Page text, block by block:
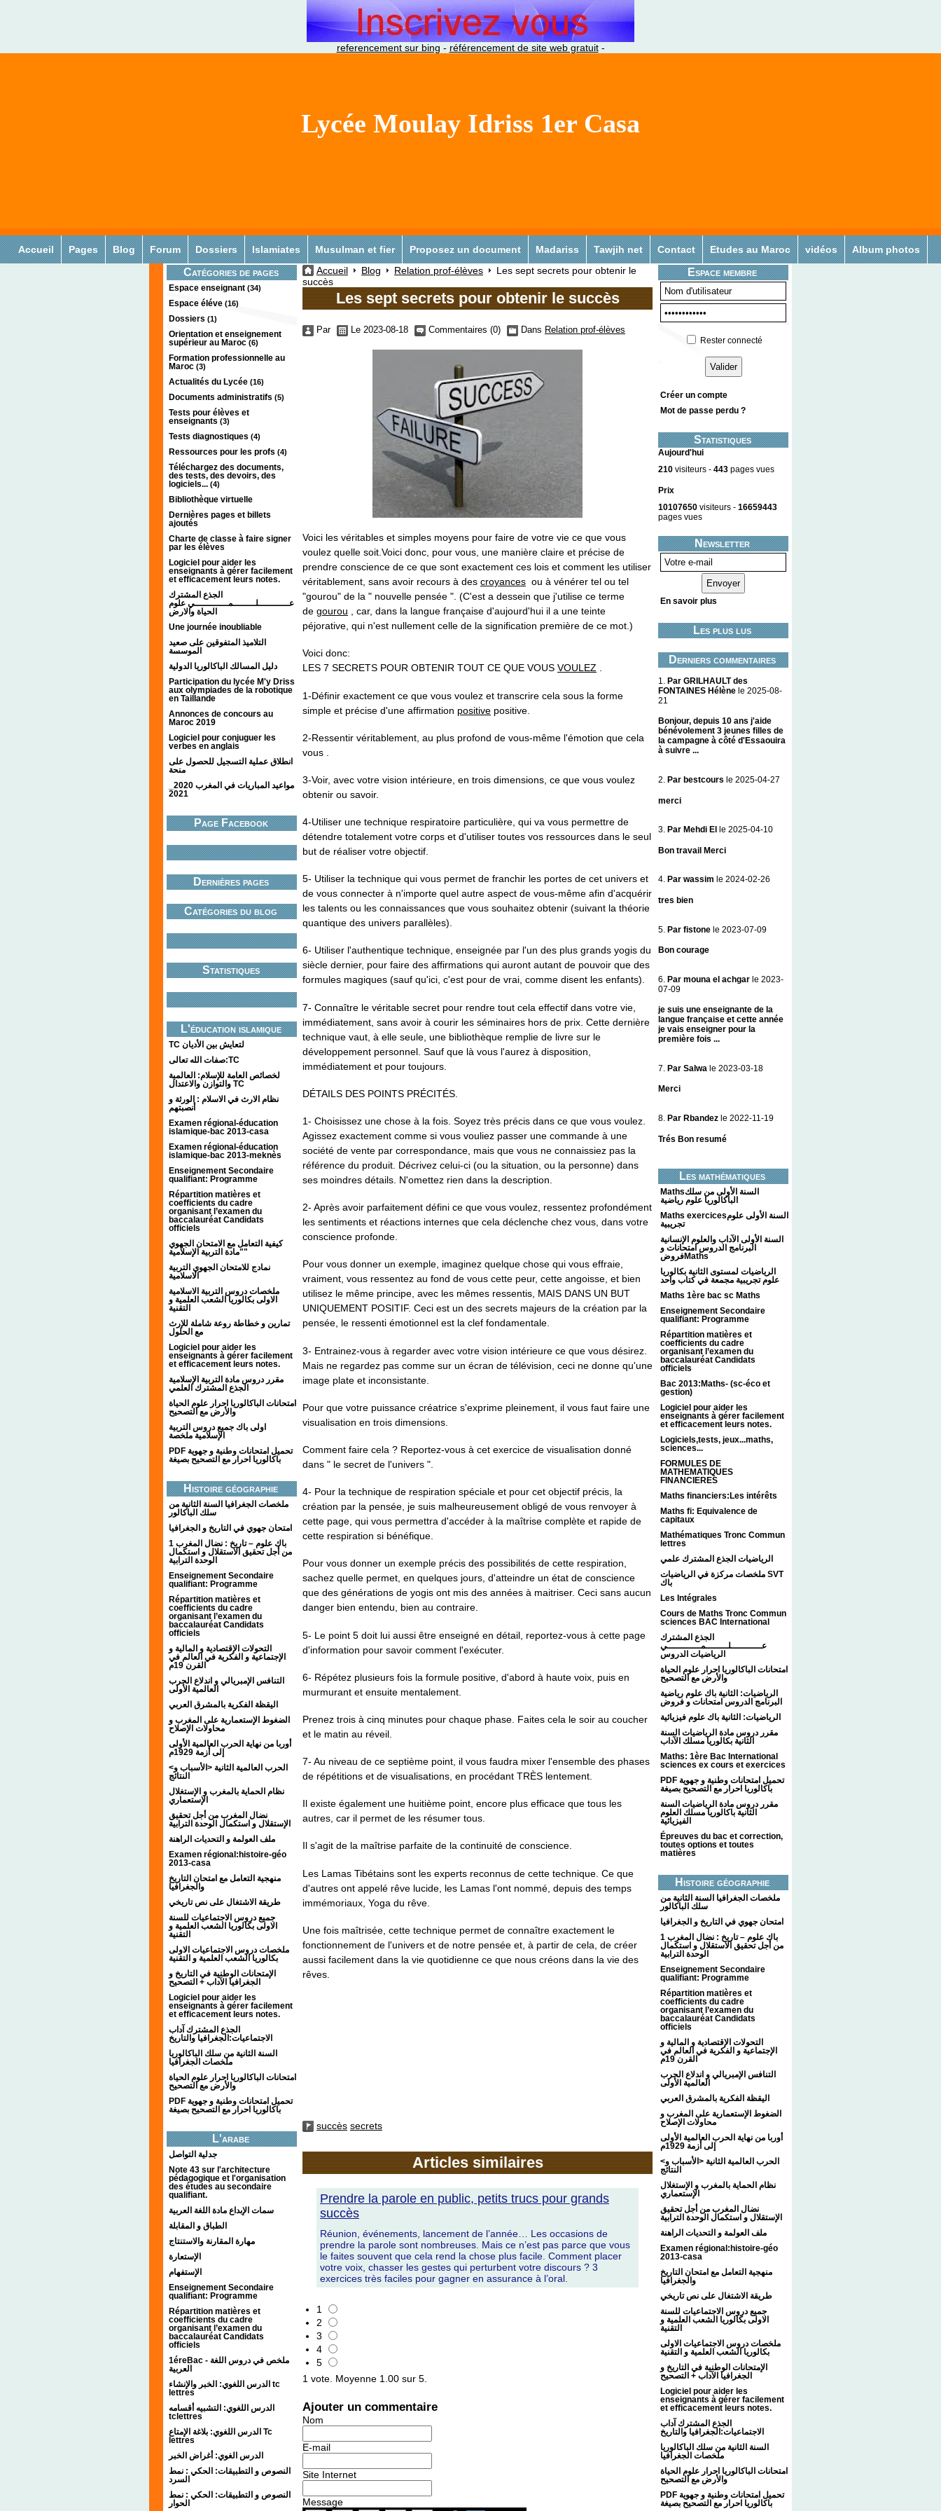
referencement sur bing - référencement de site web gratuit-
Lycée Moulay Idriss 1er Casa
Accueil Pages Blog Forum Dossiers Islamiates Musulman et fier Proposez un document Madariss Tawjih net Contact Etudes au Maroc vidéos Album photos
Catégories de pages
Espace enseignant (34)
Espace éléve (16)
Dossiers (1)
Orientation et enseignement
supérieur au Maroc (6)
Formation professionnelle au
Maroc (3)
Actualités du Lycée (16)
Documents administratifs (5)
Tests pour élèves et
enseignants (3)
Tests diagnostiques (4)
Ressources pour les profs (4)
Téléchargez des documents,
des tests, des devoirs, des
logiciels... (4)
Bibliothèque virtuelle
Dernières pages et billets
ajoutés
Charte de classe à faire signer
par les élèves
Logiciel pour aider les
enseignants à gérer facilement
et efficacement leurs notes.
الجذع المشترك
عـــــــــــلــــــــمــــــــــــي علوم
الحياة والارض
Une journée inoubliable
التلاميذ المتفوقين على صعيد
الموسسة
دليل المسالك الباكالوريا الدولية
Participation du lycée M'y Driss
aux olympiades de la robotique
en Taillande
Annonces de concours au
Maroc 2019
Logiciel pour conjuguer les
verbes en anglais
انطلاق عملية التسجيل للحصول على
منحة
2021
Page Facebook
Dernières pages
Catégories du blog
Statistiques
L'éducation islamique
TC لتعايش بين الأديان
صفات الله تعالى:TC
لخصائص العامة للإسلام: العالمية
والتوازن والاعتدال TC
نظام الارث في الاسلام : الورثة و
أنصبتهم
Examen régional-éducation
islamique-bac 2013-casa
Examen régional-éducation
islamique-bac 2013-meknès
Enseignement Secondaire
qualifiant: Programme
Répartition matières et
coefficients du cadre
organisant l’examen du
baccalauréat Candidats
officiels
كيفية التعامل مع الامتحان الجهوي
"مادة التربية الإسلامية"
نمادج للامتحان الجهوي التربية
الاسلامية
ملخصات دروس التربية الاسلامية
الاولى بكالوريا الشعب العلمية و
التقنية
تمارين و خطاطة روعة شاملة للإرث
مع الحلول
Logiciel pour aider les
enseignants à gérer facilement
et efficacement leurs notes.
مقرر دروس مادة التربية الإسلامية
الجذع المشترك العلمي
امتحانات الباكالوريا احرار علوم الحياة
والأرض مع التصحيح
اولى باك جميع دروس التربية
الإسلامية ملخصة
PDF تحميل امتحانات وطنية و جهوية
باكالوريا احرار مع التصحيح بصيغة
Histoire géographie
ملخصات الجغرافيا السنة الثانية من
سلك الباكالور
امتحان جهوي في التاريخ و الجغرافيا
1 باك علوم – تاريخ : نضال المغرب
من أجل تحقيق الاستقلال و استكمال
الوحدة الترابية
Enseignement Secondaire
qualifiant: Programme
Répartition matières et
coefficients du cadre
organisant l’examen du
baccalauréat Candidats
officiels
التحولات الإقتصادية و المالية و
الإجتماعية و الفكرية في العالم في
القرن 19م
التنافس الإمبريالي و اندلاع الحرب
العالمية الأولى
اليقظة الفكرية بالمشرق العربي
الضغوط الإستعمارية على المغرب و
محاولات الإصلاح
أوربا من نهاية الحرب العالمية الأولى
إلى أزمة 1929م
<الحرب العالمية الثانية <الأسباب و
النتائج
نظام الحماية بالمغرب و الإستغلال
الإستعماري
نضال المغرب من أجل تحقيق
الإستقلال و استكمال الوحدة الترابية
ملف العولمة و التحديات الراهنة
Examen régional:histoire-géo
2013-casa
منهجية التعامل مع امتحان التاريخ
والجغرافيا
طريقة الاشتغال على نص تاريخي
جميع دروس الاجتماعيات للسنة
الاولى بكالوريا الشعب العلمية و
التقنية
ملخصات دروس الاجتماعيات الاولى
بكالوريا الشعب العلمية و التقنية
الإمتحانات الوطنية في التاريخ و
الجغرافيا الآداب + التصحيح
Logiciel pour aider les
enseignants à gérer facilement
et efficacement leurs notes.
الجذع المشترك آداب
الاجتماعيات:الجغرافيا والتاريخ
السنة الثانية من سلك الباكالوريا
ملخصات الجغرافيا
امتحانات الباكالوريا احرار علوم الحياة
والأرض مع التصحيح
PDF تحميل امتحانات وطنية و جهوية
باكالوريا احرار مع التصحيح بصيغة
L'arabe
جدلية التواصل
Note 43 sur l'architecture
pédagogique et l'organisation
des études au secondaire
qualifiant.
سمات الإبداع مادة اللغة العربية
الطباق و المقابلة
مهارة المقارنة والاستنتاج
الإستعارة
الإستفهام
Enseignement Secondaire
qualifiant: Programme
Répartition matières et
coefficients du cadre
organisant l’examen du
baccalauréat Candidats
officiels
1éreBac - ملخص في دروس اللغة
العربية
الدرس اللغوي: الخبر والإنشاء tc
lettres
الدرس اللغوي: التشبيه أقسامه
tclettres
الدرس اللغوي: بلاغة الإمتاع Tc
lettres
الدرس الغوي: أغراض الخبر
النصوص و التطبيقات: الحكي : نمط
السرد
النصوص و التطبيقات: الحكي : نمط
الحوار
Espace membre
Rester connecté
Créer un compte
Mot de passe perdu ?
Statistiques
Aujourd'hui
210 visiteurs - 443 pages vues
Prix
10107650 visiteurs - 16659443
pages vues
Newsletter
En savoir plus
Les plus lus
Derniers commentaires
1.
Par GRILHAULT des
FONTAINES Hélène le 2025-08-
21
Bonjour, depuis 10 ans j'aide
bénévolement 3 jeunes filles de
la campagne à côté d'Essaouira
à suivre ...
2. Par bestcours le 2025-04-27
merci
3. Par Mehdi El le 2025-04-10
Bon travail Merci
4. Par wassim le 2024-02-26
tres bien
5. Par fistone le 2023-07-09
Bon courage
6. Par mouna el achgar le 2023-
07-09
je suis une enseignante de la
langue française et cette année
je vais enseigner pour la
première fois ...
7. Par Salwa le 2023-03-18
Merci
8. Par Rbandez le 2022-11-19
Trés Bon resumé
Les mathématiques
Mathsالسنة الأولى من سلك
الباكالوريا علوم رياضية
Maths exercicesالسنة الأولى علوم
تجريبية
السنة الأولى الآداب والعلوم الإنسانية
البرنامج الدروس امتحانات و
فروضMaths
الرياضيات لمستوى الثانية بكالوريا
علوم تجريبية مجمعة في كتاب واحد
Maths 1ère bac sc Maths
Enseignement Secondaire
qualifiant: Programme
Répartition matières et
coefficients du cadre
organisant l’examen du
baccalauréat Candidats
officiels
Bac 2013:Maths- (sc-éco et
gestion)
Logiciel pour aider les
enseignants à gérer facilement
et efficacement leurs notes.
Logiciels,tests, jeux...maths,
sciences...
FORMULES DE
MATHEMATIQUES
FINANCIERES
Maths financiers:Les intérêts
Maths fi: Equivalence de
capitaux
Mathématiques Tronc Commun
lettres
الرياضيات الجذع المشترك علمي
ملخصات مركزة في الرياضيات SVT
باك
Les Intégrales
Cours de Maths Tronc Commun
sciences BAC International
الجذع المشترك
عـــــــــــلــــــــمــــــــــــي
الرياضيات الدروس
امتحانات الباكالوريا احرار علوم الحياة
والأرض مع التصحيح
الرياضيات: الثانية باك علوم رياضية
البرنامج الدروس امتحانات و فروض
الرياضيات: الثانية باك علوم فيزيائية
مقرر دروس مادة الرياضيات السنة
الثانية بكالوريا مسلك الآداب
Maths: 1ère Bac International
sciences ex cours et exercices
PDF تحميل امتحانات وطنية و جهوية
باكالوريا احرار مع التصحيح بصيغة
مقرر دروس مادة الرياضيات السنة
الثانية باكالوريا مسلك العلوم
الفيزيائية
Épreuves du bac et correction,
toutes options et toutes
matières
Histoire géographie
ملخصات الجغرافيا السنة الثانية من
سلك الباكالور
امتحان جهوي في التاريخ و الجغرافيا
1 باك علوم – تاريخ : نضال المغرب
من أجل تحقيق الاستقلال و استكمال
الوحدة الترابية
Enseignement Secondaire
qualifiant: Programme
Répartition matières et
coefficients du cadre
organisant l’examen du
baccalauréat Candidats
officiels
التحولات الإقتصادية و المالية و
الإجتماعية و الفكرية في العالم في
القرن 19م
التنافس الإمبريالي و اندلاع الحرب
العالمية الأولى
اليقظة الفكرية بالمشرق العربي
الضغوط الإستعمارية على المغرب و
محاولات الإصلاح
أوربا من نهاية الحرب العالمية الأولى
إلى أزمة 1929م
<الحرب العالمية الثانية <الأسباب و
النتائج
نظام الحماية بالمغرب و الإستغلال
الإستعماري
نضال المغرب من أجل تحقيق
الإستقلال و استكمال الوحدة الترابية
ملف العولمة و التحديات الراهنة
Examen régional:histoire-géo
2013-casa
منهجية التعامل مع امتحان التاريخ
والجغرافيا
طريقة الاشتغال على نص تاريخي
جميع دروس الاجتماعيات للسنة
الاولى بكالوريا الشعب العلمية و
التقنية
ملخصات دروس الاجتماعيات الاولى
بكالوريا الشعب العلمية و التقنية
الإمتحانات الوطنية في التاريخ و
الجغرافيا الآداب + التصحيح
Logiciel pour aider les
enseignants à gérer facilement
et efficacement leurs notes.
الجذع المشترك آداب
الاجتماعيات:الجغرافيا والتاريخ
السنة الثانية من سلك الباكالوريا
ملخصات الجغرافيا
امتحانات الباكالوريا احرار علوم الحياة
والأرض مع التصحيح
PDF تحميل امتحانات وطنية و جهوية
باكالوريا احرار مع التصحيح بصيغة
Accueil Blog Relation prof-élèves
Les sept secrets pour obtenir le
succès
Les sept secrets pour obtenir le succès
Par Le 2023-08-18 Commentaires (0) Dans Relation prof-élèves
Voici les véritables et simples moyens pour faire de votre vie ce que vous
voulez quelle soit.Voici donc, pour vous, une manière claire et précise de
prendre conscience de ce que sont exactement ces lois et comment les utiliser
véritablement, sans avoir recours à des croyances ou à vénérer tel ou tel
"gourou" de la " nouvelle pensée ". (C'est a dessein que j'utilise ce terme
de gourou , car, dans la langue française d'aujourd'hui il a une teinte
péjorative, qui n'est nullement celle de la signification première de ce mot.)
Voici donc:
LES 7 SECRETS POUR OBTENIR TOUT CE QUE VOUS VOULEZ .
1-Définir exactement ce que vous voulez et transcrire cela sous la forme
simple et précise d'une affirmation positive positive.
2-Ressentir véritablement, au plus profond de vous-même l'émotion que cela
vous .
3-Voir, avec votre vision intérieure, en trois dimensions, ce que vous voulez
obtenir ou savoir.
4-Utiliser une technique respiratoire particulière, qui va vous permettre de
détendre totalement votre corps et d'utiliser toutes vos ressources dans le seul
but de réaliser votre objectif.
5- Utiliser la technique qui vous permet de franchir les portes de cet univers et
de vous connecter à n'importe quel autre aspect de vous-même afin d'acquérir
les talents ou les connaissances que vous souhaitez obtenir (suivant la théorie
quantique des univers parallèles).
6- Utiliser l'authentique technique, enseignée par l'un des plus grands yogis du
siècle dernier, pour faire des affirmations qui auront autant de pouvoir que des
formules magiques (sauf qu'ici, c'est pour de vrai, comme disent les enfants).
7- Connaître le véritable secret pour rendre tout cela effectif dans votre vie,
immédiatement, sans avoir à courir les séminaires hors de prix. Cette dernière
technique vaut, à elle seule, une bibliothèque remplie de livre sur le
développement personnel. Sauf que là vous l'aurez à disposition,
immédiatement et pour toujours.
DÉTAILS DES POINTS PRÉCITÉS.
1- Choisissez une chose à la fois. Soyez très précis dans ce que vous voulez.
Agissez exactement comme si vous vouliez passer une commande à une
société de vente par correspondance, mais que vous ne connaissiez pas la
référence du produit. Décrivez celui-ci (ou la situation, ou la personne) dans
ses moindres détails. N'omettez rien dans la description.
2- Après avoir parfaitement défini ce que vous voulez, ressentez profondément
les sentiments et réactions internes que cela déclenche chez vous, dans votre
conscience profonde.
Pour vous donner un exemple, imaginez quelque chose qui vous effraie,
vraiment, vous ressentez au fond de vous cette peur, cette angoisse, et bien
utilisez le même principe, avec les mêmes ressentis, MAIS DANS UN BUT
UNIQUEMENT POSITIF. Ceci est un des secrets majeurs de la création par la
pensée, le ressenti émotionnel est la clef fondamentale.
3- Entrainez-vous à regarder avec votre vision intérieure ce que vous désirez.
Mais ne regardez pas comme sur un écran de télévision, ceci ne donne qu'une
image plate et inconsistante.
Pour que votre puissance créatrice s'exprime pleinement, il vous faut faire une
visualisation en trois dimensions.
Comment faire cela ? Reportez-vous à cet exercice de visualisation donné
dans " le secret de l'univers ".
4- Pour la technique de respiration spéciale et pour cet objectif précis, la
création par la pensée, je suis malheureusement obligé de vous renvoyer à
cette page, qui vous permettra d'accéder à la maîtrise complète et rapide de
cette respiration si bénéfique.
Pour vous donner un exemple précis des possibilités de cette respiration,
sachez quelle permet, en quelques jours, d'atteindre un état de conscience
que des générations de yogis ont mis des années à maitriser. Ceci sans aucun
danger bien entendu, bien au contraire.
5- Le point 5 doit lui aussi être enseigné en détail, reportez-vous à cette page
d'information pour savoir comment l'exécuter.
6- Répétez plusieurs fois la formule positive, d'abord à haute voix, puis en
murmurant et ensuite mentalement.
Prenez trois à cinq minutes pour chaque phase. Faites cela le soir au coucher
et le matin au réveil.
7- Au niveau de ce septième point, il vous faudra mixer l'ensemble des phases
de répétitions et de visualisations, en procédant TRÈS lentement.
Il existe également une huitième point, encore plus efficace que tous les
autres, car il permet de les résumer tous.
Il s'agit de la maîtrise parfaite de la continuité de conscience.
Les Lamas Tibétains sont les experts reconnus de cette technique. Ce que
d'autres ont appelé rêve lucide, les Lamas l'ont nommé, depuis des temps
immémoriaux, Yoga du rêve.
Une fois maîtrisée, cette technique permet de connaître exactement le
fonctionnement de l'univers et de notre pensée et, à partir de cela, de créer
aussi facilement dans la vie quotidienne ce que nous créons dans la vie des
rêves.
succès secrets
Articles similaires
Prendre la parole en public, petits trucs pour grands
succès
Réunion, événements, lancement de l’année… Les occasions de
prendre la parole sont nombreuses. Mais ce n’est pas parce que vous
le faites souvent que cela rend la chose plus facile. Comment placer
votre voix, chasser les gestes qui perturbent votre discours ? 3
exercices très faciles pour gagner en assurance à l’oral.
1
2
3
4
5
1 vote. Moyenne 1.00 sur 5.
Ajouter un commentaire
Nom
E-mail
Site Internet
Message